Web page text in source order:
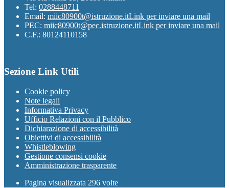
Tel: 0288448711
Email: miic80900t@istruzione.itLink per inviare una mail
PEC: miic80900t@pec.istruzione.itLink per inviare una mail
C.F.: 80124110158
Sezione Link Utili
Cookie policy
Note legali
Informativa Privacy
Ufficio Relazioni con il Pubblico
Dichiarazione di accessibilità
Obiettivi di accessibilità
Whistleblowing
Gestione consensi cookie
Amministrazione trasparente
Pagina visualizzata 296 volte